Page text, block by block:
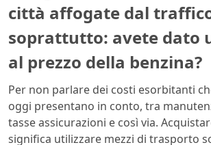
città affogate dal
soprattutto: avete dato
al prezzo della benzina?
Per non parlare dei costi esorbitanti
oggi presentano in conto, tra
tasse assicurazioni e così via.
significa utilizzare mezzi di trasporto